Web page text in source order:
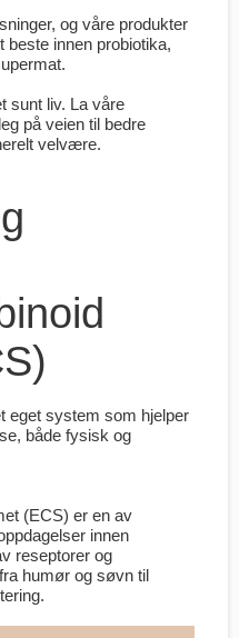
og våre produkter
beste innen probiotika,
sunt liv. La våre
på veien til bedre
velvære.
eget system som hjelper
både fysisk og
(ECS) er en av
innen
reseptorer og
humør og søvn til